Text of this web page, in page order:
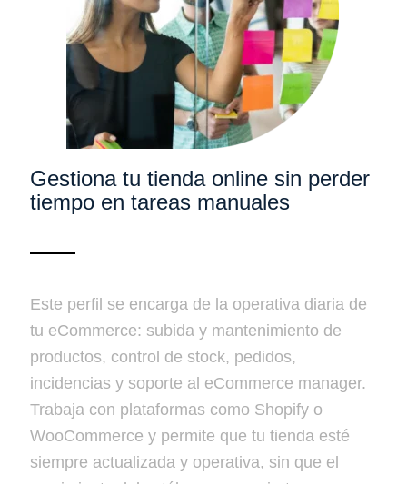
Gestiona tu tienda online sin perder
tiempo en tareas manuales
Este perfil se encarga de la operativa diaria de
tu eCommerce: subida y mantenimiento de
productos, control de stock, pedidos,
incidencias y soporte al eCommerce manager.
Trabaja con plataformas como Shopify o
WooCommerce y permite que tu tienda esté
siempre actualizada y operativa, sin que el